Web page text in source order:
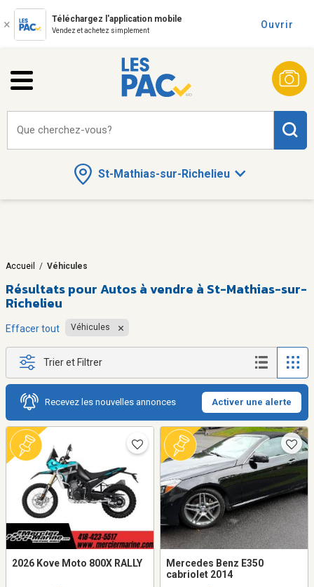
Téléchargez l'application mobile
Vendez et achetez simplement
Ouvrir
St-Mathias-sur-Richelieu
Que cherchez-vous?
Accueil / Véhicules
Résultats pourAutos à vendre à St-Mathias-sur-
Richelieu
Effacer tout Véhicules
Trier et Filtrer
Recevez les nouvelles annonces Activer une alerte
2026 Kove Moto 800X RALLY
Mercedes Benz E350
cabriolet 2014